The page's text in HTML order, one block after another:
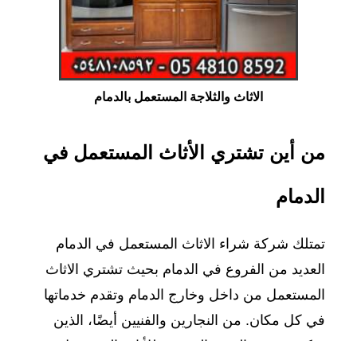
الاثاث والثلاجة المستعمل بالدمام
من أين تشتري الأثاث المستعمل في
الدمام
تمتلك شركة شراء الاثاث المستعمل في الدمام
العديد من الفروع في الدمام بحيث تشتري الاثاث
المستعمل من داخل وخارج الدمام وتقدم خدماتها
في كل مكان. من النجارين والفنيين أيضًا، الذين